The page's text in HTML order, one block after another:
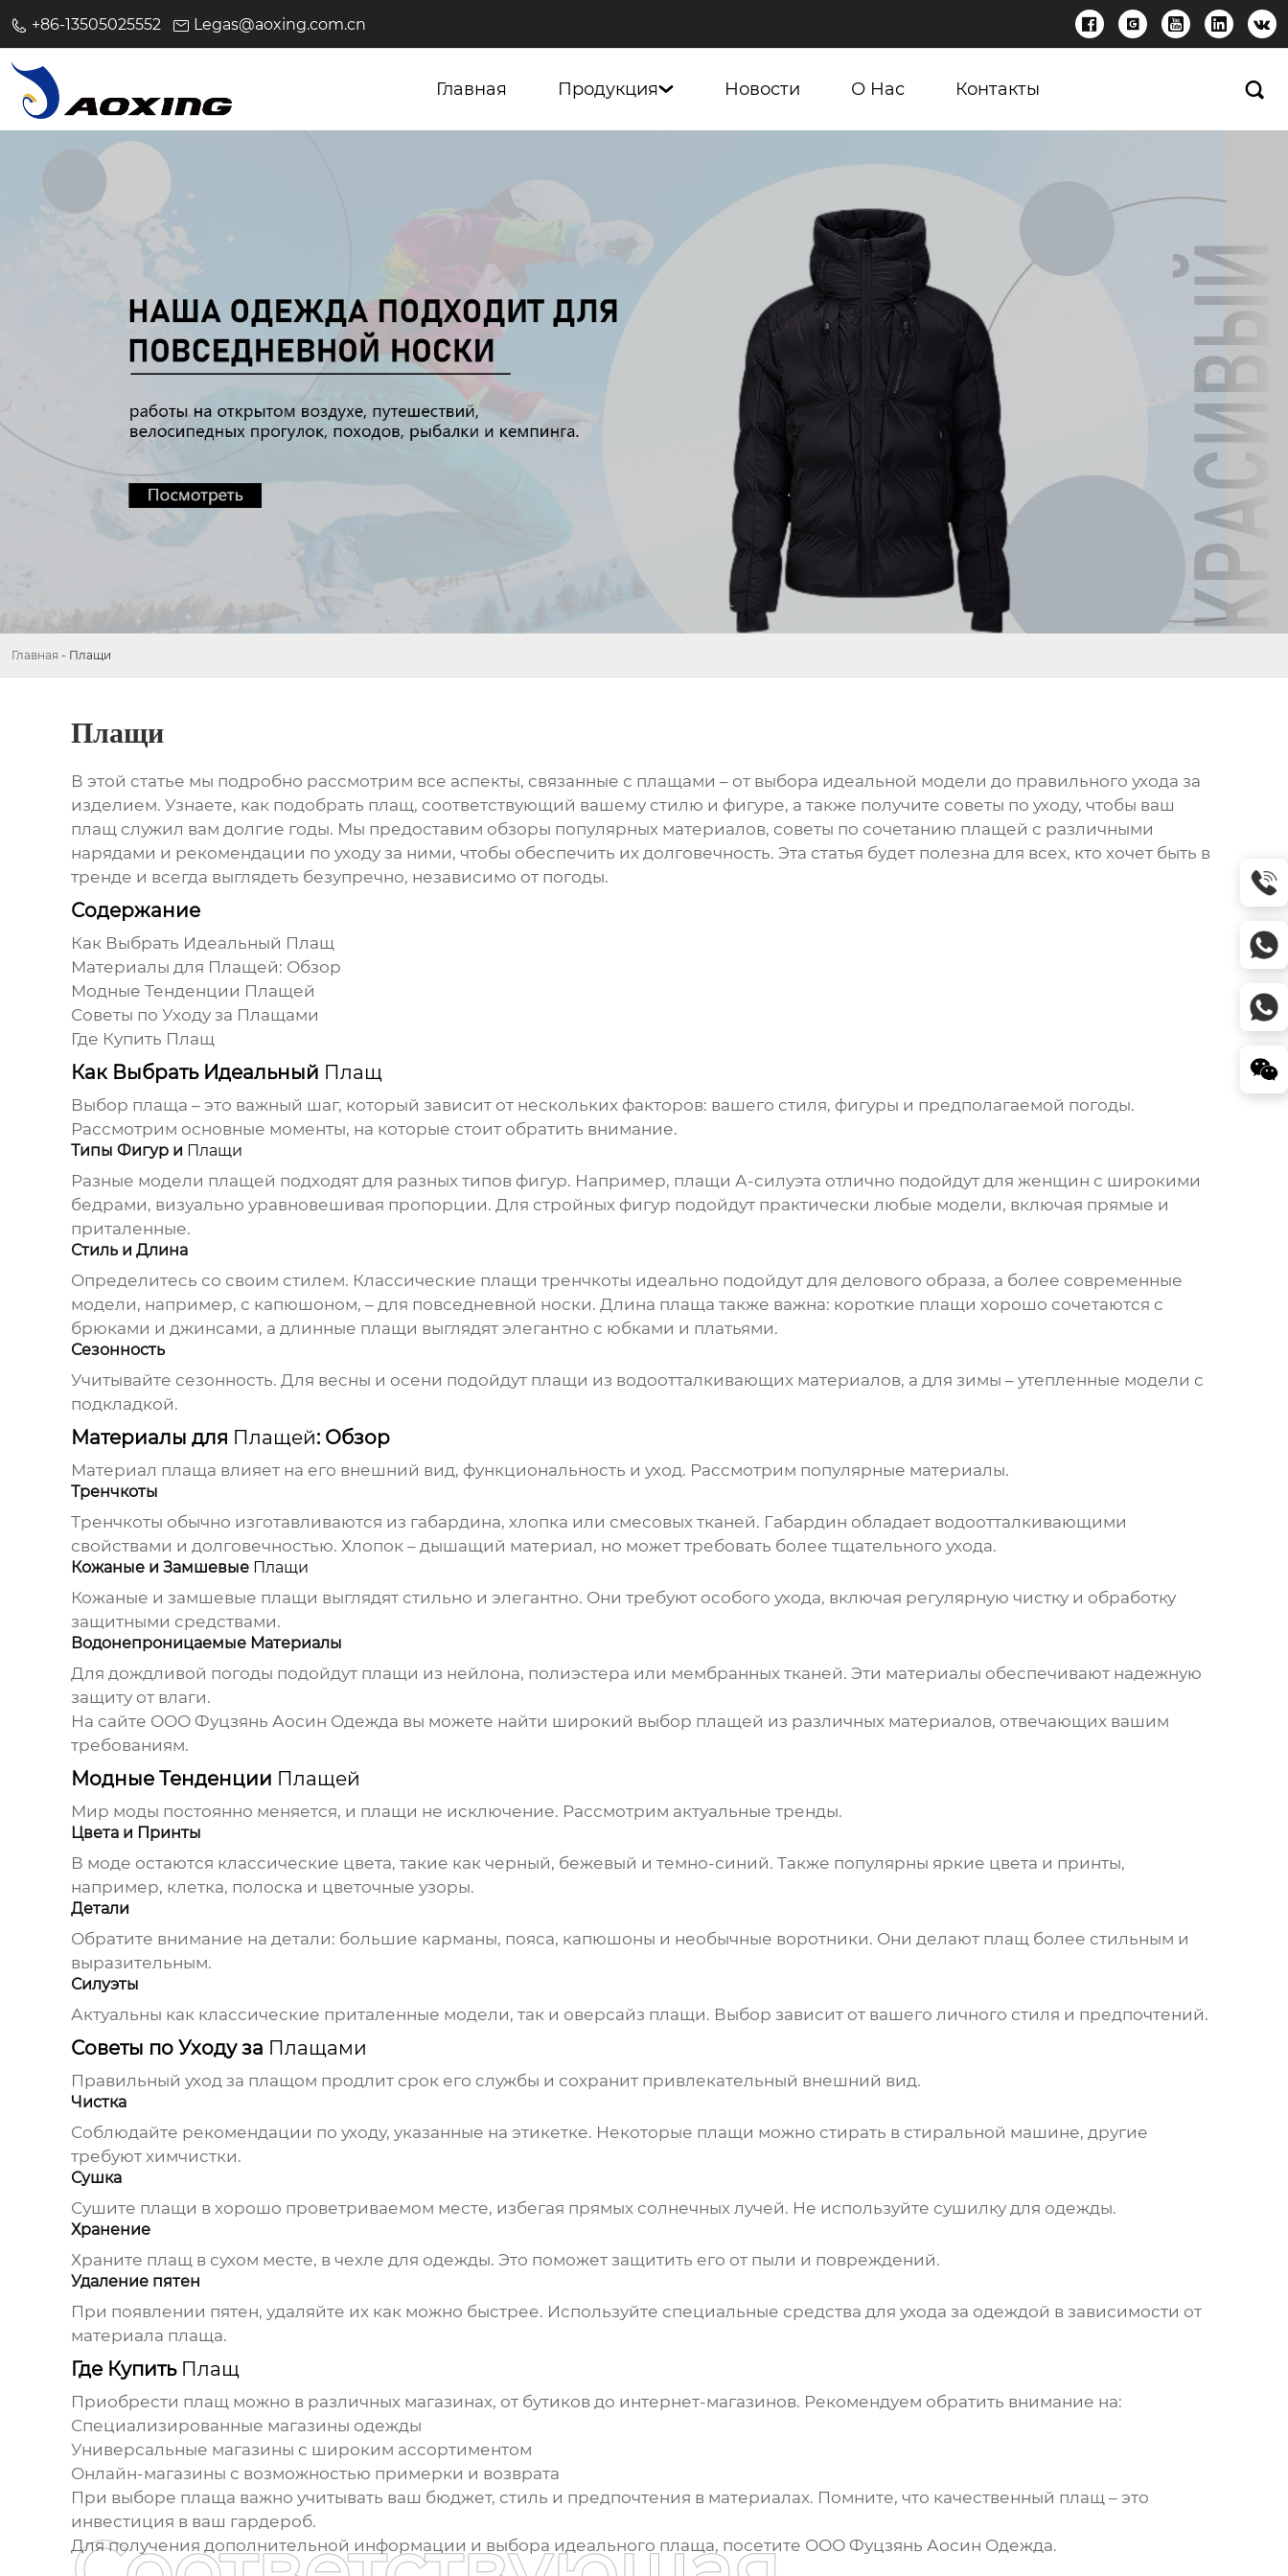
+86-13505025552 Legas@aoxing.com.cn     
Главная Продукция Новости О Нас Контакты 
Главная - Плащи
Плащи
В этой статье мы подробно рассмотрим все аспекты, связанные с плащами – от выбора идеальной модели до правильного ухода за
изделием. Узнаете, как подобрать плащ, соответствующий вашему стилю и фигуре, а также получите советы по уходу, чтобы ваш
плащслужил вам долгие годы. Мы предоставим обзоры популярных материалов, советы по сочетанию плащей с различными
нарядами и рекомендации по уходу за ними, чтобы обеспечить их долговечность. Эта статья будет полезна для всех, кто хочет быть в
тренде и всегда выглядеть безупречно, независимо от погоды.
Содержание
Как Выбрать Идеальный Плащ
Материалы для Плащей: Обзор
Модные Тенденции Плащей
Советы по Уходу за Плащами
Где Купить Плащ
Как Выбрать Идеальный Плащ
Выбор плаща – это важный шаг, который зависит от нескольких факторов: вашего стиля, фигуры и предполагаемой погоды.
Рассмотрим основные моменты, на которые стоит обратить внимание.
Типы Фигур и Плащи
Разные модели плащей подходят для разных типов фигур. Например, плащи А-силуэта отлично подойдут для женщин с широкими
бедрами, визуально уравновешивая пропорции. Для стройных фигур подойдут практически любые модели, включая прямые и
приталенные.
Стиль и Длина
Определитесь со своим стилем. Классические плащи тренчкоты идеально подойдут для делового образа, а более современные
модели, например, с капюшоном, – для повседневной носки. Длина плаща также важна: короткие плащи хорошо сочетаются с
брюками и джинсами, а длинные плащи выглядят элегантно с юбками и платьями.
Сезонность
Учитывайте сезонность. Для весны и осени подойдут плащи из водоотталкивающих материалов, а для зимы – утепленные модели с
подкладкой.
Материалы для Плащей: Обзор
Материал плаща влияет на его внешний вид, функциональность и уход. Рассмотрим популярные материалы.
Тренчкоты
Тренчкоты обычно изготавливаются из габардина, хлопка или смесовых тканей. Габардин обладает водоотталкивающими
свойствами и долговечностью. Хлопок – дышащий материал, но может требовать более тщательного ухода.
Кожаные и Замшевые Плащи
Кожаные и замшевые плащи выглядят стильно и элегантно. Они требуют особого ухода, включая регулярную чистку и обработку
защитными средствами.
Водонепроницаемые Материалы
Для дождливой погоды подойдут плащи из нейлона, полиэстера или мембранных тканей. Эти материалы обеспечивают надежную
защиту от влаги.
На сайте ООО Фуцзянь Аосин Одежда вы можете найти широкий выбор плащей из различных материалов, отвечающих вашим
требованиям.
Модные Тенденции Плащей
Мир моды постоянно меняется, и плащи не исключение. Рассмотрим актуальные тренды.
Цвета и Принты
В моде остаются классические цвета, такие как черный, бежевый и темно-синий. Также популярны яркие цвета и принты,
например, клетка, полоска и цветочные узоры.
Детали
Обратите внимание на детали: большие карманы, пояса, капюшоны и необычные воротники. Они делают плащболее стильным и
выразительным.
Силуэты
Актуальны как классические приталенные модели, так и оверсайз плащи. Выбор зависит от вашего личного стиля и предпочтений.
Советы по Уходу за Плащами
Правильный уход за плащом продлит срок его службы и сохранит привлекательный внешний вид.
Чистка
Соблюдайте рекомендации по уходу, указанные на этикетке. Некоторые плащи можно стирать в стиральной машине, другие
требуют химчистки.
Сушка
Сушите плащи в хорошо проветриваемом месте, избегая прямых солнечных лучей. Не используйте сушилку для одежды.
Хранение
Храните плащв сухом месте, в чехле для одежды. Это поможет защитить его от пыли и повреждений.
Удаление пятен
При появлении пятен, удаляйте их как можно быстрее. Используйте специальные средства для ухода за одеждой в зависимости от
материала плаща.
Где Купить Плащ
Приобрести плащможно в различных магазинах, от бутиков до интернет-магазинов. Рекомендуем обратить внимание на:
Специализированные магазины одежды
Универсальные магазины с широким ассортиментом
Онлайн-магазины с возможностью примерки и возврата
При выборе плаща важно учитывать ваш бюджет, стиль и предпочтения в материалах. Помните, что качественный плащ– это
инвестиция в ваш гардероб.
Для получения дополнительной информации и выбора идеального плаща, посетите ООО Фуцзянь Аосин Одежда.